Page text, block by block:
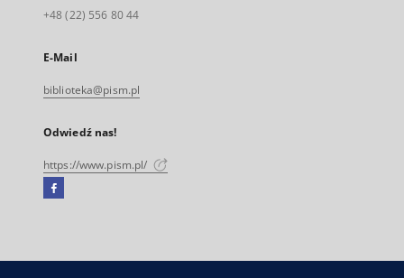
+48 (22) 556 80 44
E-Mail
biblioteka@pism.pl
Odwiedź nas!
https://www.pism.pl/
Facebook
się